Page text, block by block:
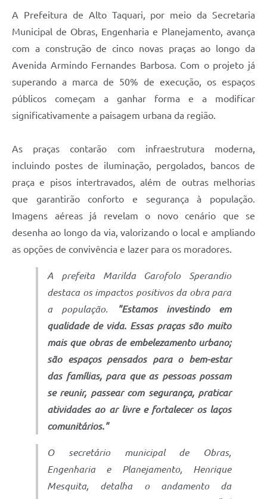
A Prefeitura de Alto Taquari, por meio da Secretaria
Municipal de Obras, Engenharia e Planejamento, avança
com a construção de cinco novas praças ao longo da
Avenida Armindo Fernandes Barbosa. Com o projeto já
superando a marca de 50% de execução, os espaços
públicos começam a ganhar forma e a modificar
significativamente a paisagem urbana da região.
As praças contarão com infraestrutura moderna,
incluindo postes de iluminação, pergolados, bancos de
praça e pisos intertravados, além de outras melhorias
que garantirão conforto e segurança à população.
Imagens aéreas já revelam o novo cenário que se
desenha ao longo da via, valorizando o local e ampliando
as opções de convivência e lazer para os moradores.
A prefeita Marilda Garofolo Sperandio
destaca os impactos positivos da obra para
a população.
"Estamos investindo em
qualidade de vida. Essas praças são muito
mais que obras de embelezamento urbano;
são espaços pensados para o bem-estar
das famílias, para que as pessoas possam
se reunir, passear com segurança, praticar
atividades ao ar livre e fortalecer os laços
comunitários."
O secretário municipal de Obras,
Engenharia e Planejamento, Henrique
Mesquita, detalha o andamento da